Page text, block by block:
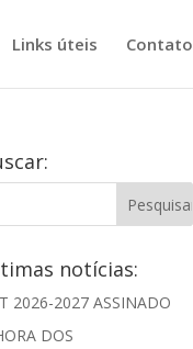
Links úteis Contato
notícias:
2026-2027 ASSINADO
DOS